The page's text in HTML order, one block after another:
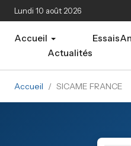
Aller au contenu principal
Lundi 10 août 2026
Accueil
Actualités
Essais
Accueil / SICAME FRANCE